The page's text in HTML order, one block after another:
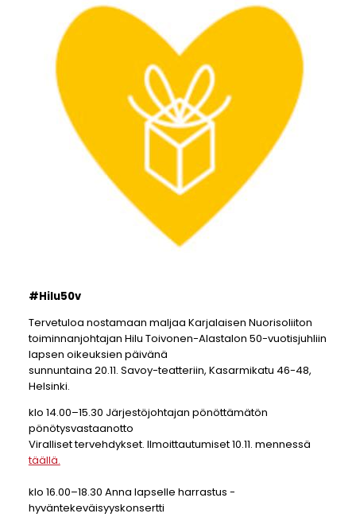
#Hilu50v
Tervetuloa nostamaan maljaa Karjalaisen Nuorisoliiton
toiminnanjohtajan Hilu Toivonen-Alastalon 50-vuotisjuhliin
lapsen oikeuksien päivänä
sunnuntaina 20.11. Savoy-teatteriin, Kasarmikatu 46-48,
Helsinki.
klo 14.00–15.30 Järjestöjohtajan pönöttämätön
pönötysvastaanotto
Viralliset tervehdykset. Ilmoittautumiset 10.11. mennessä
täällä.
klo 16.00–18.30 Anna lapselle harrastus -
hyväntekeväisyyskonsertti